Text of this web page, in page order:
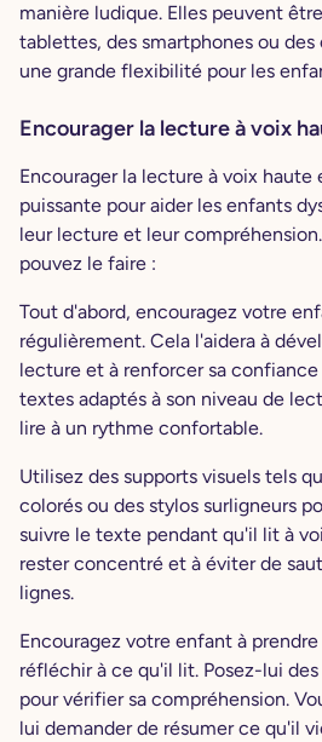
manière ludique. Elles peuvent
tablettes, des smartphones ou
une grande flexibilité pour les
Encourager la lecture à voix
Encourager la lecture à voix haute
puissante pour aider les enfants
leur lecture et leur
pouvez le faire :
Tout d'abord, encouragez votre
régulièrement. Cela l'aidera à
lecture et à renforcer sa confiance
textes adaptés à son niveau de
lire à un rythme confortable.
Utilisez des supports visuels tels
colorés ou des stylos surligneurs
suivre le texte pendant qu'il lit à
rester concentré et à éviter de
lignes.
Encouragez votre enfant à
réfléchir à ce qu'il lit. Posez-lui
pour vérifier sa compréhension.
lui demander de résumer ce qu'il